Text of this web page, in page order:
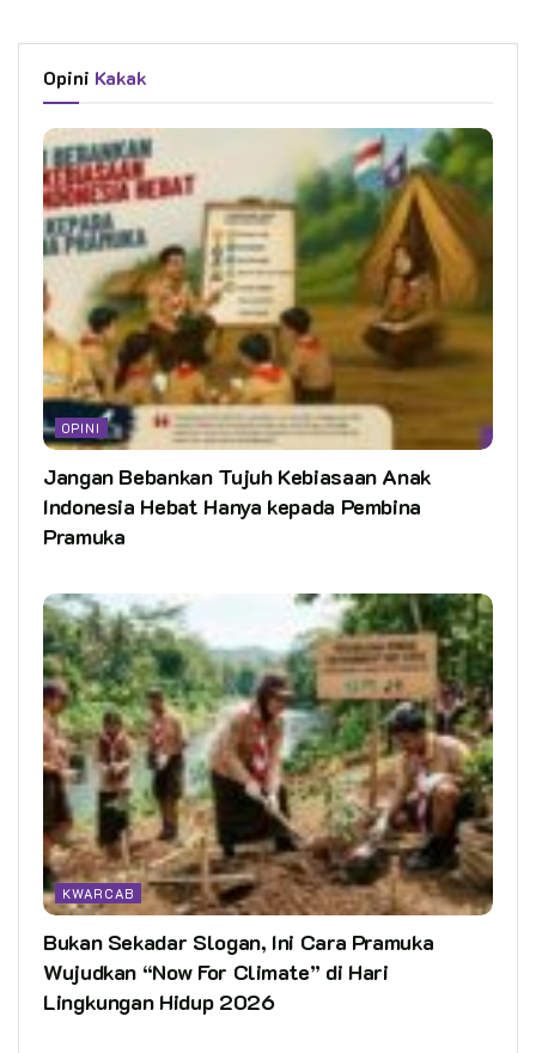
Opini Kakak
OPINI
Jangan Bebankan Tujuh Kebiasaan Anak
Indonesia Hebat Hanya kepada Pembina
Pramuka
KWARCAB
Bukan Sekadar Slogan, Ini Cara Pramuka
Wujudkan “Now For Climate” di Hari
Lingkungan Hidup 2026